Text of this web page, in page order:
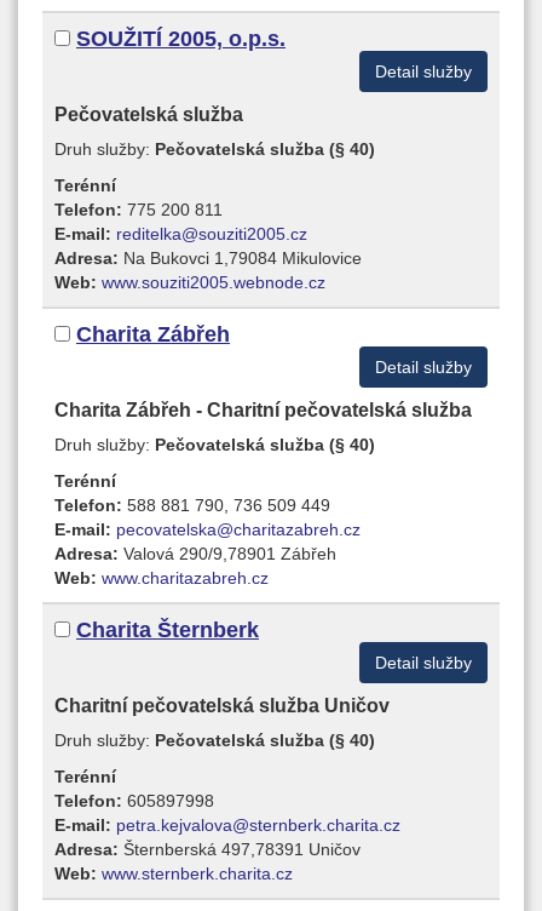
SOUŽITÍ 2005, o.p.s.
Detail služby
Pečovatelská služba
Druh služby: Pečovatelská služba (§ 40)
Terénní
Telefon: 775 200 811
E-mail: reditelka@souziti2005.cz
Adresa: Na Bukovci 1,79084 Mikulovice
Web: www.souziti2005.webnode.cz
Charita Zábřeh
Detail služby
Charita Zábřeh - Charitní pečovatelská služba
Druh služby: Pečovatelská služba (§ 40)
Terénní
Telefon: 588 881 790, 736 509 449
E-mail: pecovatelska@charitazabreh.cz
Adresa: Valová 290/9,78901 Zábřeh
Web: www.charitazabreh.cz
Charita Šternberk
Detail služby
Charitní pečovatelská služba Uničov
Druh služby: Pečovatelská služba (§ 40)
Terénní
Telefon: 605897998
E-mail: petra.kejvalova@sternberk.charita.cz
Adresa: Šternberská 497,78391 Uničov
Web: www.sternberk.charita.cz